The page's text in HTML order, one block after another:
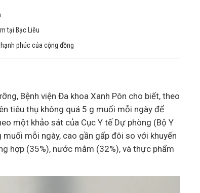
tại Bạc Liêu
phúc của cộng đồng
Bệnh viện Đa khoa Xanh Pôn cho biết, theo
tiêu thụ không quá 5 g muối mỗi ngày để
một khảo sát của Cục Y tế Dự phòng (Bộ Y
mỗi ngày, cao gần gấp đôi so với khuyến
hợp (35%), nước mắm (32%), và thực phẩm